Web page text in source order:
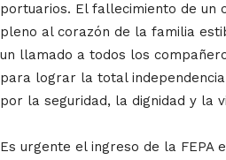
portuarios. El fallecimiento de un
pleno al corazón de la familia
un llamado a todos los
para lograr la total
por la seguridad, la dignidad y la
Es urgente el ingreso de la FEPA